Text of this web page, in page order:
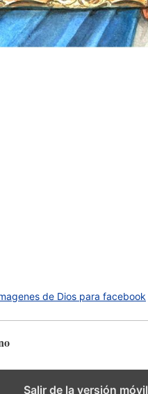
de Dios para facebook
Salir de la versión móvil